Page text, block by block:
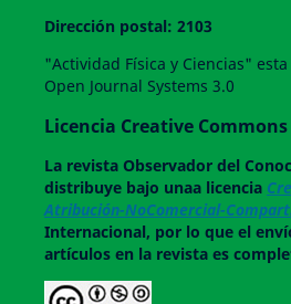
Dirección postal: 2103
"Actividad Física y Ciencias"
Open Journal Systems 3.0
Licencia Creative Commons
La revistaObservador del
distribuye bajo unaa licencia
Atribución-NoComercial-
Internacional, por lo que el
artículos en la revista es